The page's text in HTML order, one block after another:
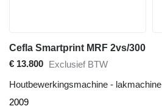
Cefla Smartprint MRF 2vs/300
€ 13.800
Exclusief BTW
Houtbewerkingsmachine - lakmachine
2009